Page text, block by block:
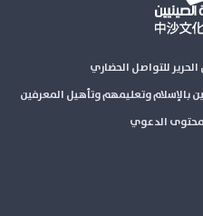
للتواصل الحضاري
بالإسلام وتعليمهم وتأهيل المعرفين
الدعوي